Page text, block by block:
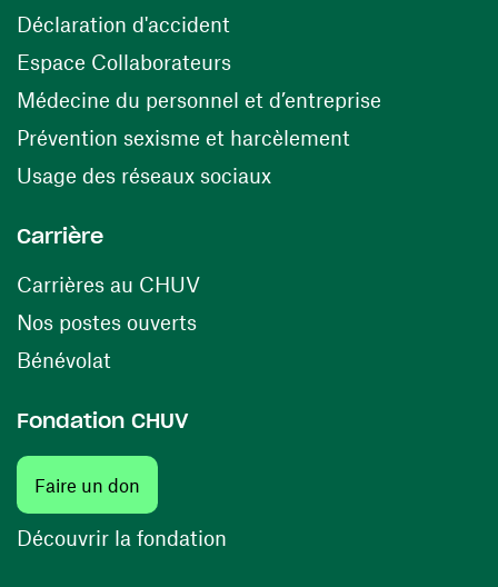
Déclaration d'accident
Espace Collaborateurs(ouvre une nouvelle fenêtre)
Médecine du personnel et d’entreprise
Prévention sexisme et harcèlement
Usage des réseaux sociaux(ouvre une nouvelle
Carrière
Carrières au CHUV(ouvre une nouvelle fenêtre)
Nos postes ouverts(ouvre une nouvelle fenêtre)
Bénévolat
Fondation CHUV
Faire un don
Découvrir la fondation